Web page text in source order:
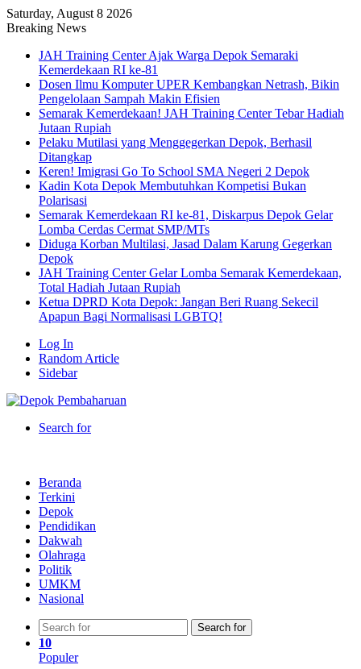
Saturday, August 8 2026
Breaking News
JAH Training Center Ajak Warga Depok Semaraki
Kemerdekaan RI ke-81
Dosen Ilmu Komputer UPER Kembangkan Netrash, Bikin
Pengelolaan Sampah Makin Efisien
Semarak Kemerdekaan! JAH Training Center Tebar Hadiah
Jutaan Rupiah
Pelaku Mutilasi yang Menggegerkan Depok, Berhasil
Ditangkap
Keren! Imigrasi Go To School SMA Negeri 2 Depok
Kadin Kota Depok Membutuhkan Kompetisi Bukan
Polarisasi
Semarak Kemerdekaan RI ke-81, Diskarpus Depok Gelar
Lomba Cerdas Cermat SMP/MTs
Diduga Korban Multilasi, Jasad Dalam Karung Gegerkan
Depok
JAH Training Center Gelar Lomba Semarak Kemerdekaan,
Total Hadiah Jutaan Rupiah
Ketua DPRD Kota Depok: Jangan Beri Ruang Sekecil
Apapun Bagi Normalisasi LGBTQ!
Log In
Random Article
Sidebar
Search for
Beranda
Terkini
Depok
Pendidikan
Dakwah
Olahraga
Politik
UMKM
Nasional
Search for
10
Populer